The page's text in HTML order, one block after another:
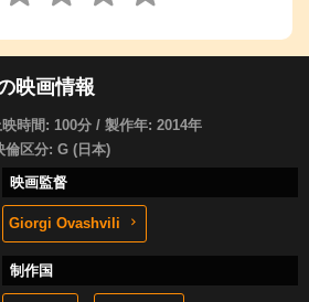
映画情報
時間: 100分 / 製作年: 2014年
倫区分: G (日本)
映画監督
Giorgi Ovashvili
制作国